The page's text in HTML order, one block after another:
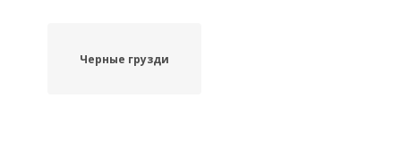
Черные грузди